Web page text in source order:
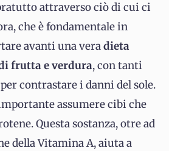
attraverso ciò di cui ci
che è fondamentale in
avanti una veradieta
frutta e verdura, con tanti
contrastare i danni del sole.
assumere cibi che
Questa sostanza, otre ad
della Vitamina A, aiuta a